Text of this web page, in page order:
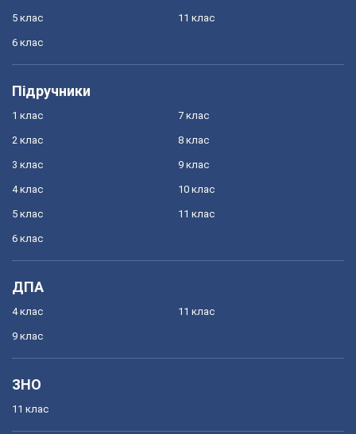
5 клас
6 клас
11 клас
Підручники
1 клас
2 клас
3 клас
4 клас
5 клас
6 клас
7 клас
8 клас
9 клас
10 клас
11 клас
ДПА
4 клас
9 клас
11 клас
ЗНО
11 клас